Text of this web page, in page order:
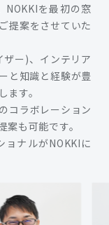
NOKKIを最初の窓
提案をさせていた
ー)、インテリア
と知識と経験が豊
す。
コラボレーション
も可能です。
ナルがNOKKIに